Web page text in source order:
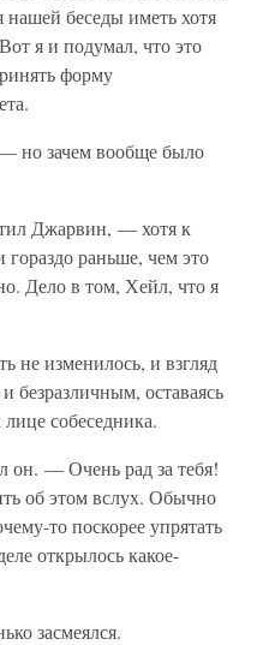
беседы иметь хотя
я и подумал, что это
форму
но зачем вообще было
Джарвин, — хотя к
гораздо раньше, чем это
Дело в том, Хейл, что я
не изменилось, и взгляд
безразличным, оставаясь
собеседника.
— Очень рад за тебя!
об этом вслух. Обычно
то поскорее упрятать
открылось какое-
засмеялся.